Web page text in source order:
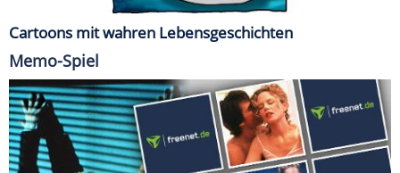
Cartoons mit wahren Lebensgeschichten
Memo-Spiel